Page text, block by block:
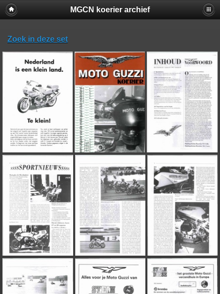
MGCN koerier archief
Zoek in deze set